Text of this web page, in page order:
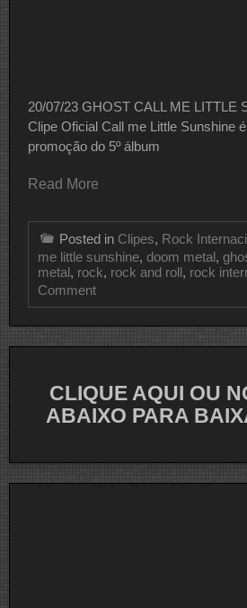
20/07/23 GHOST CALL ME LITTLE
Clipe Oficial Call me Little Sunshine
promoção do 5º álbum
Read More
Posted in Clipes, Rock
me little sunshine, doom metal,
metal, rock, rock and roll, rock
Commenton
CLIPE
GHOST
CLIQUE AQUI OU
ABAIXO PARA